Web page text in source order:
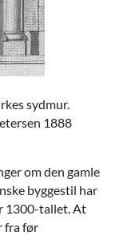
sydmur.
1888
om den gamle
byggestil har
1300-tallet. At
fra før